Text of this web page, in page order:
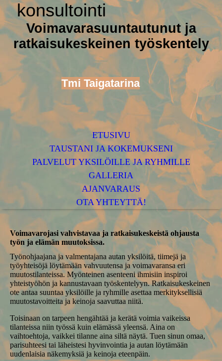
konsultointi
Voimavarasuuntautunut ja
ratkaisukeskeinen työskentely
Tmi Taigatarina
ETUSIVU
TAUSTANI JA KOKEMUKSENI
PALVELUT YKSILÖILLE JA RYHMILLE
GALLERIA
AJANVARAUS
OTA YHTEYTTÄ!
Voimavarojasi vahvistavaa ja ratkaisukeskeistä ohjausta
työn ja elämän muutoksissa.
Työnohjaajana ja valmentajana autan yksilöitä, tiimejä ja
työyhteisöjä löytämään vahvuutensa ja voimavaransa eri
muutostilanteissa. Myönteinen asenteeni ihmisiin inspiroi
yhteistyöhön ja kannustavaan työskentelyyn. Ratkaisukeskeinen
ote antaa suuntaa yksilöille ja ryhmille asettaa merkityksellisiä
muutostavoitteita ja keinoja saavuttaa niitä.
Toisinaan on tarpeen hengähtää ja kerätä voimia vaikeissa
tilanteissa niin työssä kuin elämässä yleensä. Aina on
vaihtoehtoja, vaikkei tilanne aina siltä näytä. Tuen sinun omaa,
parisuhteesi tai läheistesi hyvinvointia ja autan löytämään
uudenlaisia näkemyksiä ja keinoja eteenpäin.